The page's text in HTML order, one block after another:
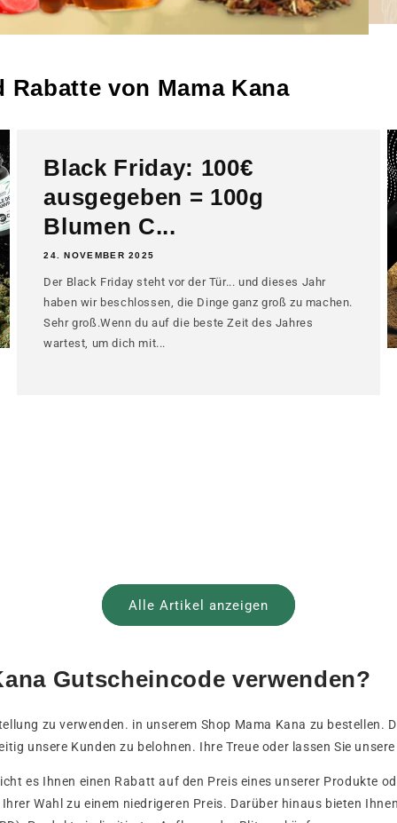
von Mama Kana
Black Friday: 100€
ausgegeben = 100g
Blumen C...
24. NOVEMBER 2025
Der Black Friday steht vor der Tür... und dieses Jahr
haben wir beschlossen, die Dinge ganz groß zu machen.
Sehr groß.Wenn du auf die beste Zeit des Jahres
wartest, um dich mit...
Alle Artikel anzeigen
Gutscheincode verwenden?
zu verwenden. in unserem Shop Mama Kana zu bestellen.
unsere Kunden zu belohnen. Ihre Treue oder lassen Sie
es Ihnen einen Rabatt auf den Preis eines unserer Produkte
Wahl zu einem niedrigeren Preis. Darüber hinaus bieten